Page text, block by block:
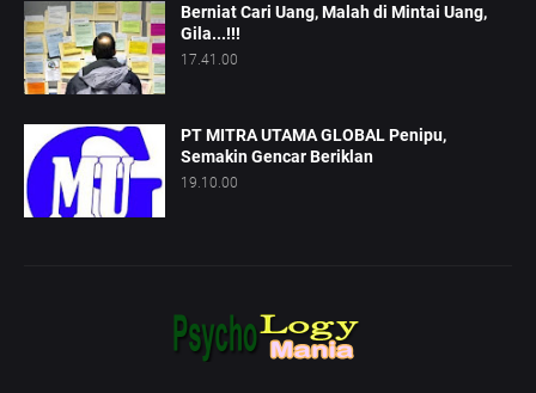
Berniat Cari Uang, Malah di Mintai Uang,
Gila...!!!
17.41.00
PT MITRA UTAMA GLOBAL Penipu,
Semakin Gencar Beriklan
19.10.00